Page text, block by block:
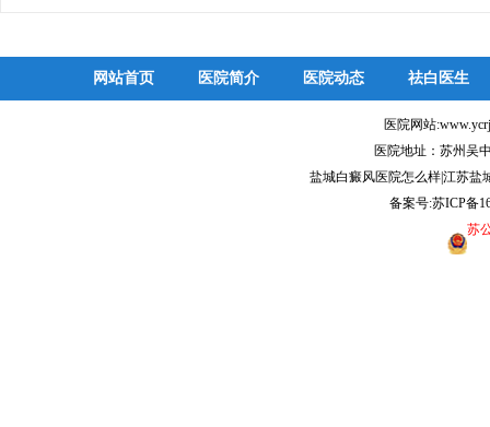
网站首页 医院简介 医院动态 祛白医生
医院网站
医院地址：苏州吴
盐城白癜风医院怎么样|江苏盐
备案号:苏ICP备
苏